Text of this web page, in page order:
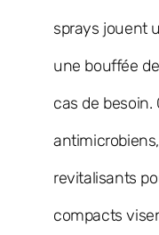
sprays jouent
une bouffée
cas de besoin.
revitalisants
compacts